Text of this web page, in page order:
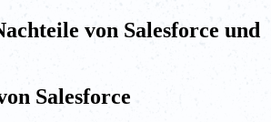
von Salesforce und
Salesforce